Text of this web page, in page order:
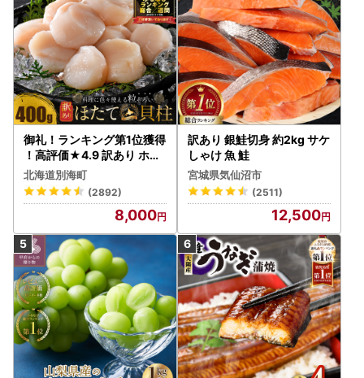
御礼！ランキング第1位獲得
！高評価★4.9 訳あり ホタ
テ 400g（ほたて 帆立 貝柱
冷凍 ）
北海道別海町
(2892)
8,000
訳あり 銀鮭切身 約2kg サケ
しゃけ 魚 鮭
宮城県気仙沼市
(2511)
12,500